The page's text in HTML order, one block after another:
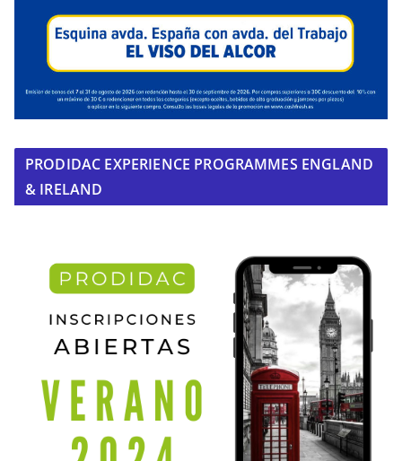
PRODIDAC EXPERIENCE PROGRAMMES ENGLAND
& IRELAND